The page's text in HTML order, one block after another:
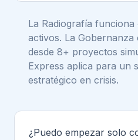
La Radiografía
activos. La Gobernanza
desde 8+ proyectos
Express aplica para un
estratégico en crisis.
¿Puedo empezar solo